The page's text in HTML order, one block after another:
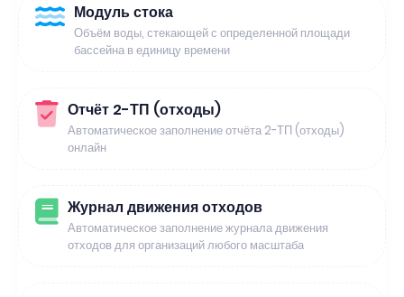
Модуль стока
Объём воды, стекающей с определенной площади
бассейна в единицу времени
Отчёт 2-ТП (отходы)
Автоматическое заполнение отчёта 2-ТП (отходы)
онлайн
Журнал движения отходов
Автоматическое заполнение журнала движения
отходов для организаций любого масштаба